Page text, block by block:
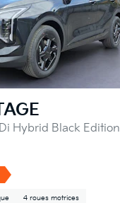
Hybrid Black Edition
4 roues motrices